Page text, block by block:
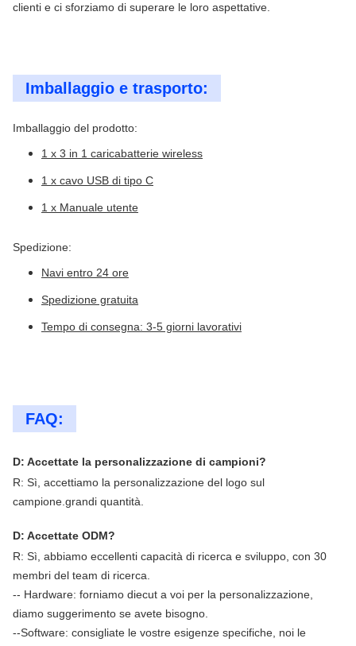
clienti e ci sforziamo di superare le loro aspettative.
Imballaggio e trasporto:
Imballaggio del prodotto:
1 x 3 in 1 caricabatterie wireless
1 x cavo USB di tipo C
1 x Manuale utente
Spedizione:
Navi entro 24 ore
Spedizione gratuita
Tempo di consegna: 3-5 giorni lavorativi
FAQ:
D: Accettate la personalizzazione di campioni?
R: Sì, accettiamo la personalizzazione del logo sul
campione. grandi quantità.
D: Accettate ODM?
R: Sì, abbiamo eccellenti capacità di ricerca e sviluppo, con 30
membri del team di ricerca.
-- Hardware: forniamo diecut a voi per la personalizzazione,
diamo suggerimento se avete bisogno.
--Software: consigliate le vostre esigenze specifiche, noi le